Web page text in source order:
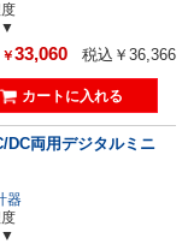
￥33,060 税込￥36,366
DC両用デジタルミニ
器